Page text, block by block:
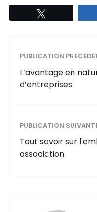
PUBLICATION
L’avantage en
d’entreprises
PUBLICATION
Tout savoir sur
association